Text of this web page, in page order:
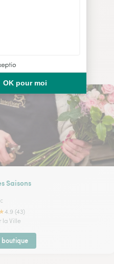
Saisons
4.9 (43)
la Ville
boutique